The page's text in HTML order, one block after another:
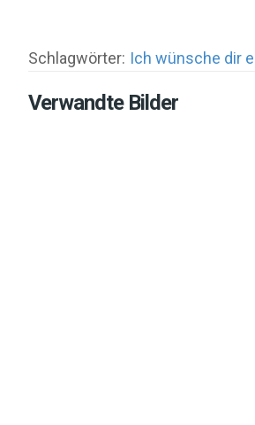
Schlagwörter: Ich wünsche dir
Verwandte Bilder